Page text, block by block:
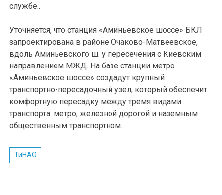
службе..
Уточняется, что станция «Аминьевское шоссе» БКЛ
запроектирована в районе Очаково-Матвеевское,
вдоль Аминьевского ш. у пересечения с Киевским
направлением МЖД. На базе станции метро
«Аминьевское шоссе» создадут крупный
транспортно-пересадочный узел, который обеспечит
комфортную пересадку между тремя видами
транспорта: метро, железной дорогой и наземным
общественным транспортном.
ТиНАО